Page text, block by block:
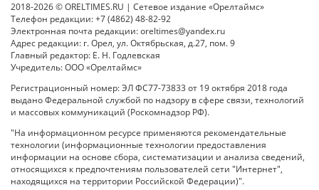
2018-2026 © ORELTIMES.RU | Сетевое издание «Орелтаймс»
Телефон редакции: +7 (4862) 48-82-92
Электронная почта редакции: oreltimes@yandex.ru
Адрес редакции: г. Орел, ул. Октябрьская, д.27, пом. 9
Главный редактор: Е. Н. Годлевская
Учредитель: ООО «Орелтаймс»
Регистрационный номер: ЭЛ ФС77-73833 от 19 октября 2018 года
выдано Федеральной службой по надзору в сфере связи, технологий
и массовых коммуникаций (Роскомнадзор РФ).
"На информационном ресурсе применяются рекомендательные
технологии (информационные технологии предоставления
информации на основе сбора, систематизации и анализа сведений,
относящихся к предпочтениям пользователей сети "Интернет",
находящихся на территории Российской Федерации)".